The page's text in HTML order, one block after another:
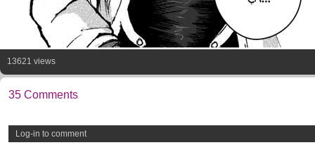
13621 views
35 Comments
Log-in to comment